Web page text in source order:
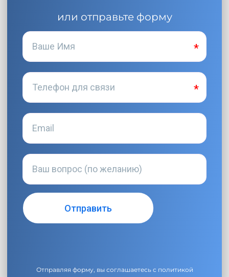
или отправьте форму
Отправляя форму, вы соглашаетесь с политикой